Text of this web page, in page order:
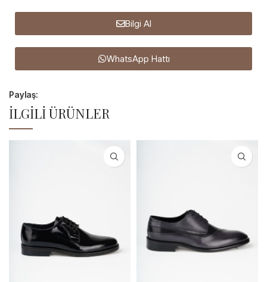
Bilgi Al
WhatsApp Hattı
Paylaş:
İLGILI ÜRÜNLER